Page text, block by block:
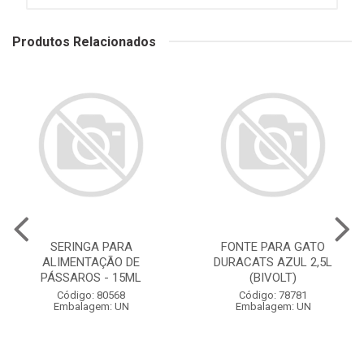
Produtos Relacionados
SERINGA PARA
ALIMENTAÇÃO DE
PÁSSAROS - 15ML
Código: 80568
Embalagem: UN
FONTE PARA GATO
DURACATS AZUL 2,5L
(BIVOLT)
Código: 78781
Embalagem: UN